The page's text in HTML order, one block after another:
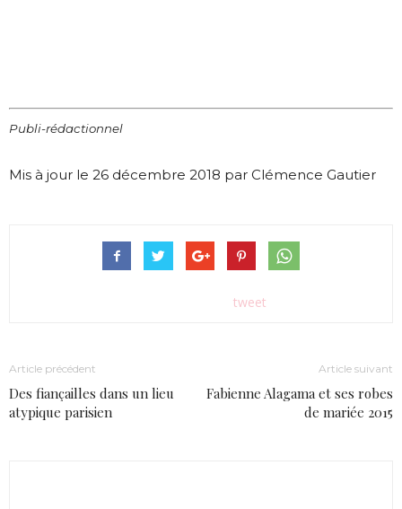
Publi-rédactionnel
Mis à jour le 26 décembre 2018 par Clémence Gautier
tweet
Article précédent
Des fiançailles dans un lieu
atypique parisien
Article suivant
Fabienne Alagama et ses robes
de mariée 2015